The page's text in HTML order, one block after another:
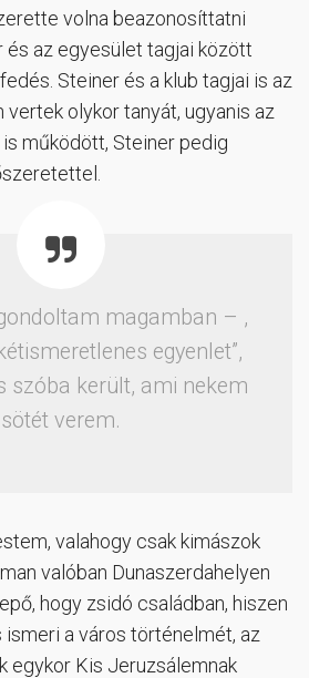
volna beazonosíttatni
és az egyesület tagjai között
Steiner és a klub tagjai is az
vertek olykor tanyát, ugyanis az
működött, Steiner pedig
magamban – ,
egyenlet”,
szóba került, ami nekem
sötét verem.
valahogy csak kimászok
valóban Dunaszerdahelyen
hogy zsidó családban, hiszen
ismeri a város történelmét, az
egykor Kis Jeruzsálemnak